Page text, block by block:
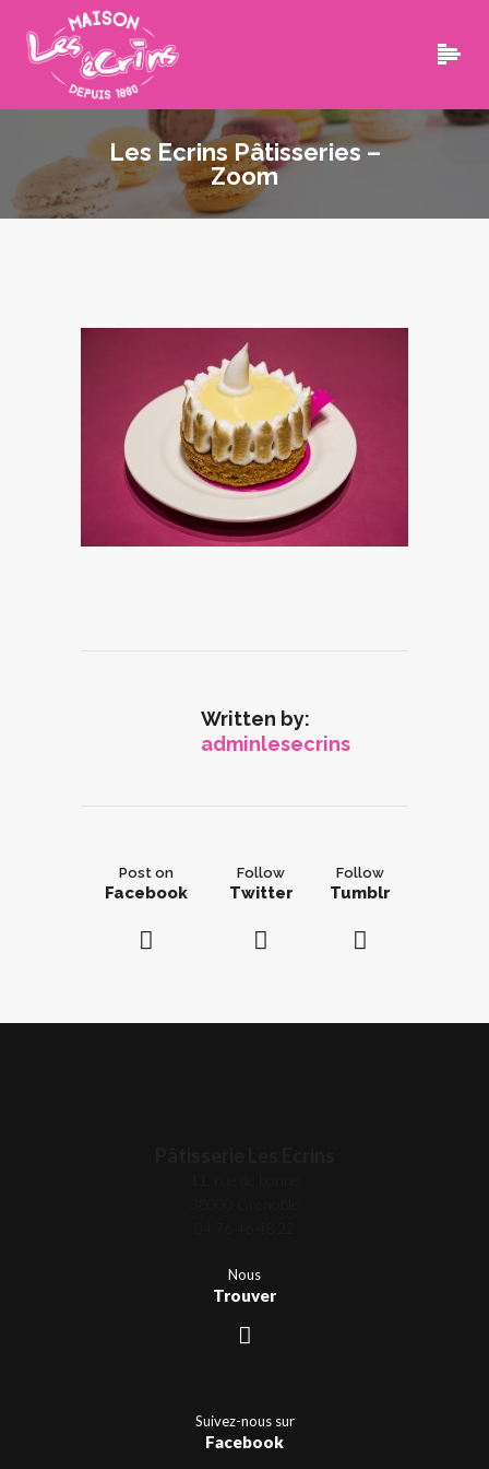
Les Ecrins Pâtisseries –
Zoom
Written by:
adminlesecrins
Post on
Facebook
Follow
Twitter
Follow
Tumblr
Nous
Trouver
Suivez-nous sur
Facebook